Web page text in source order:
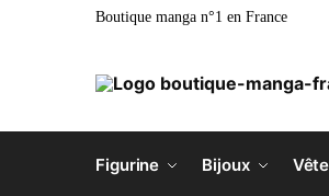
Boutique manga n°1 en France
Figurine Bijoux